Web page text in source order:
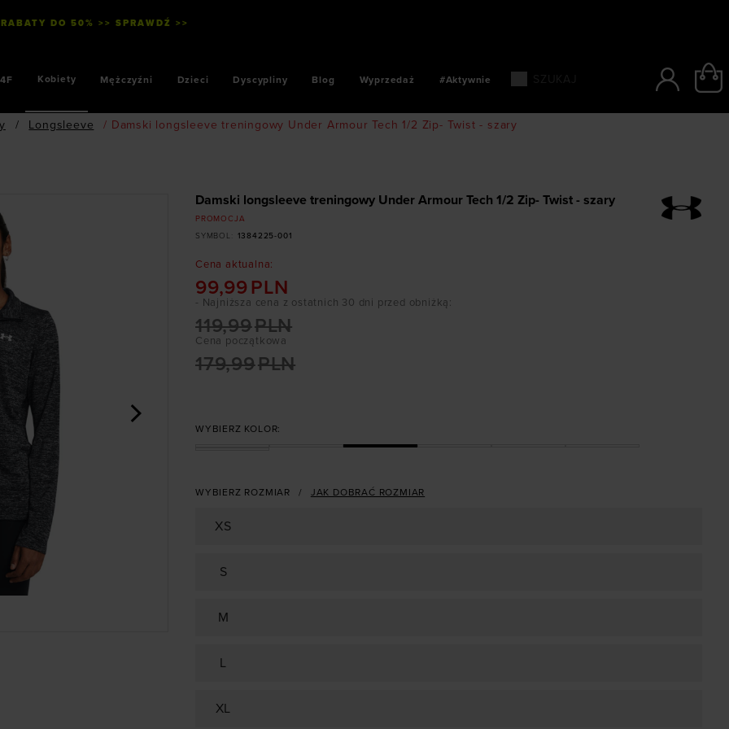
DO 50% >> SPRAWDŹ >>
4F Kobiety Mężczyźni Dzieci Dyscypliny Blog Wyprzedaż #Aktywnie
/ Longsleeve / Damski longsleeve treningowy Under Armour Tech 1/2 Zip- Twist - szary
Damski longsleeve treningowy Under Armour Tech 1/2 Zip- Twist - szary
PROMOCJA
SYMBOL
1384225-001
Cena aktualna:
99,99 PLN
Cena początkowa
179,99PLN
119,99PLN
- Najniższa cena z ostatnich 30 dni przed obniżką:
WYBIERZ KOLOR:
WYBIERZ ROZMIAR JAK DOBRAĆ ROZMIAR
XS
S
M
L
XL